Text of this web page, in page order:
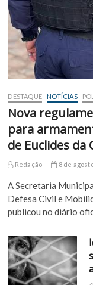
DESTAQUE NOTÍCIAS
Nova
para
de Euclides da
Redação 8 de
A Secretaria
Defesa Civil e
publicou no diário